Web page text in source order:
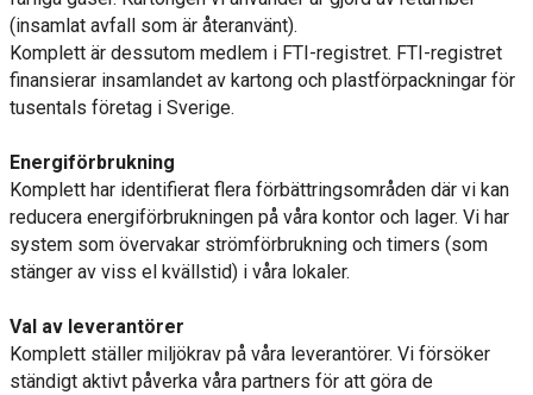
(insamlat avfall som är återanvänt).
Komplett är dessutom medlem i FTI-registret. FTI-registret
finansierar insamlandet av kartong och plastförpackningar för
tusentals företag i Sverige.
Energiförbrukning
Komplett har identifierat flera förbättringsområden där vi kan
reducera energiförbrukningen på våra kontor och lager. Vi har
system som övervakar strömförbrukning och timers (som
stänger av viss el kvällstid) i våra lokaler.
Val av leverantörer
Komplett ställer miljökrav på våra leverantörer. Vi försöker
ständigt aktivt påverka våra partners för att göra de